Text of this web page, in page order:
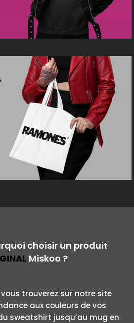
choisir un produit
Miskoo ?
vous trouverez sur notre site
aux couleurs de vos
sweatshirt jusqu’au mug en